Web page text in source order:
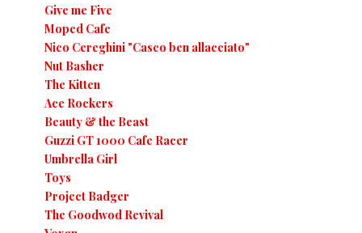
Give me Five
Moped Cafe
Nico Cereghini "Casco ben allacciato"
Nut Basher
The Kitten
Ace Rockers
Beauty & the Beast
Guzzi GT 1000 Cafe Racer
Umbrella Girl
Toys
Project Badger
The Goodwod Revival